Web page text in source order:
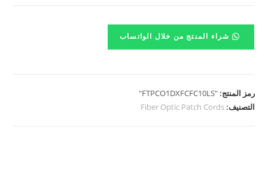
شراء المنتج من خلال الواتساب
رمز المنتج:"FTPCO1DXFCFC10LS"
التصنيف:Fiber Optic Patch Cords